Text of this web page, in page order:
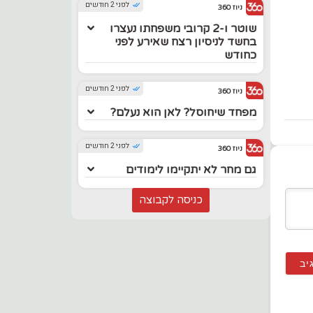
לפני 2 חודשים ניוז 360
שוטר ו-2 קרובי משפחתו נעצרו
בחשד לניסיון רצח שאירע לפני
כחודש
לפני 2 חודשים ניוז 360
מפחד שיחוסל? לאן הוא נעלם?
לפני 2 חודשים ניוז 360
גם מחר לא יתקיימו לימודים
כניסה לקבוצה